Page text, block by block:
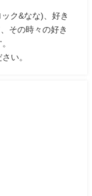
ク&なな)、好き
その時々の好き
い。